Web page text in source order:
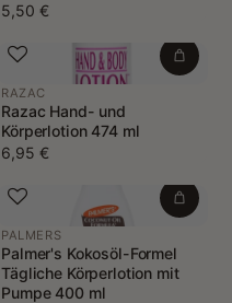
5,50 €
RAZAC
Razac Hand- und
Körperlotion 474 ml
6,95 €
PALMERS
Palmer's Kokosöl-Formel
Tägliche Körperlotion mit
Pumpe 400 ml